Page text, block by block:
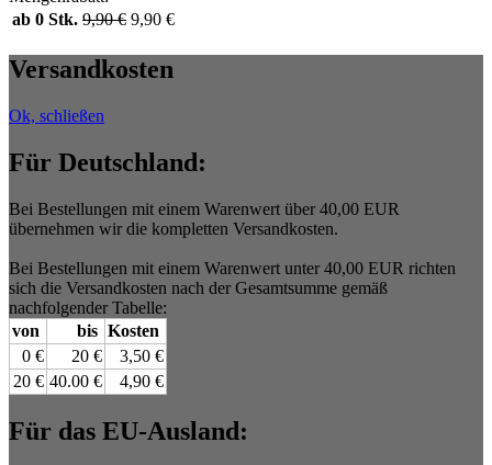
ab 0 Stk. 9,90€ 9,90 €
Versandkosten
Ok, schließen
Für Deutschland:
Bei Bestellungen mit einem Warenwert über 40,00 EUR
übernehmen wir die kompletten Versandkosten.
Bei Bestellungen mit einem Warenwert unter 40,00 EUR richten
sich die Versandkosten nach der Gesamtsumme gemäß
nachfolgender Tabelle:
von
bis Kosten
0 €
20 €
3,50 €
20 € 40.00 € 4,90 €
Für das EU-Ausland: